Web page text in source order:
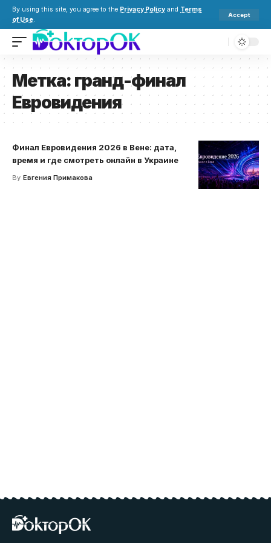
By using this site, you agree to the Privacy Policy and Terms
of Use.
Accept
Метка: гранд-финал
Евровидения
Финал Евровидения 2026 в Вене: дата,
время и где смотреть онлайн в Украине
By Евгения Примакова